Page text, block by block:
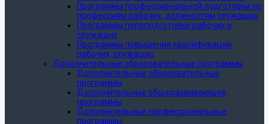
Программы профессиональной подготовки по
профессиям рабочих, должностям служащих
Программы переподготовки рабочих и
служащих
Программы повышения квалификации
рабочих, служащих
Дополнительные образовательные программы
Дополнительные образовательные
программы
Дополнительные общеразвивающие
программы
Дополнительные профессиональные
программы